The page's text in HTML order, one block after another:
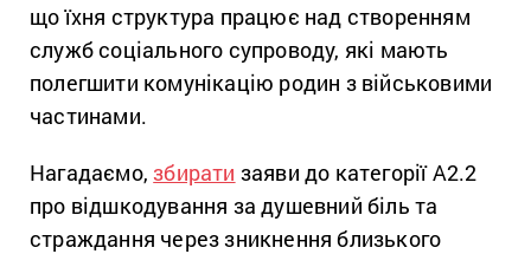
що їхня структура працює над створенням
служб соціального супроводу, які мають
полегшити комунікацію родин з військовими
частинами.
Нагадаємо,збирати заяви до категорії А2.2
про відшкодування за душевний біль та
страждання через зникнення близького